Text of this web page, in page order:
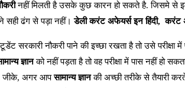
नहीं मिलती है उसके कुछ कारन हो सकते है. जिसमे से
सही ढंग से पड़ा नहीं।डेली करंट अफेयर्स इन हिंदी, करंट
सरकारी नौकरी पाने की इच्छा रखता है तो उसे
ज्ञानको नहीं पड़ता है तो वह परीक्षा में पास नहीं हो
जीके, अगर आपसामान्य ज्ञानकी अच्छी तरीके से तैयारी